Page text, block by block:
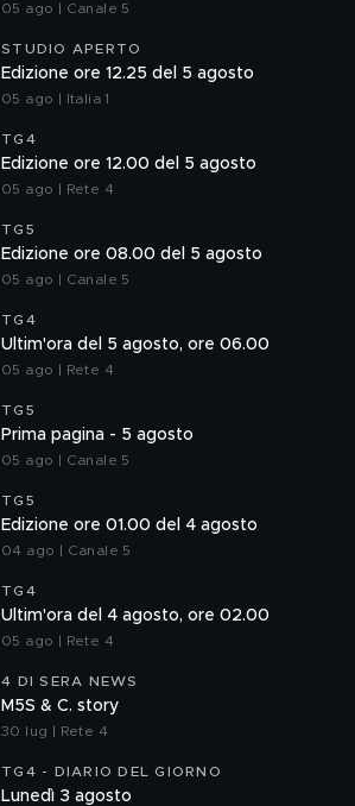
05 ago | Canale 5
STUDIO APERTO
Edizione ore 12.25 del 5 agosto
05 ago | Italia 1
TG4
Edizione ore 12.00 del 5 agosto
05 ago | Rete 4
TG5
Edizione ore 08.00 del 5 agosto
05 ago | Canale 5
TG4
Ultim'ora del 5 agosto, ore 06.00
05 ago | Rete 4
TG5
Prima pagina - 5 agosto
05 ago | Canale 5
TG5
Edizione ore 01.00 del 4 agosto
04 ago | Canale 5
TG4
Ultim'ora del 4 agosto, ore 02.00
05 ago | Rete 4
4 DI SERA NEWS
M5S & C. story
30 lug | Rete 4
TG4 - DIARIO DEL GIORNO
Lunedì 3 agosto